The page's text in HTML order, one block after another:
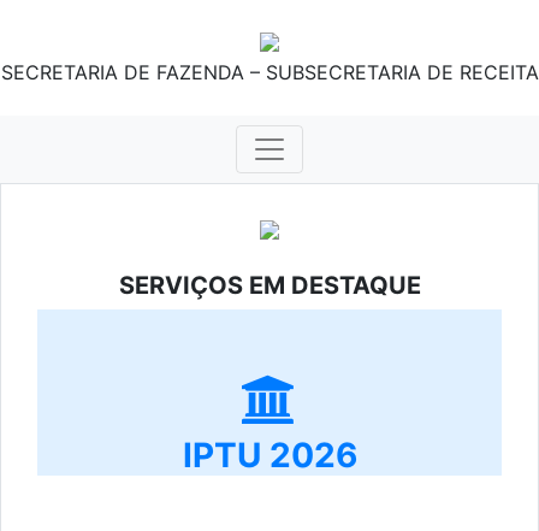
SECRETARIA DE FAZENDA – SUBSECRETARIA DE RECEITA
SERVIÇOS EM DESTAQUE
IPTU 2026